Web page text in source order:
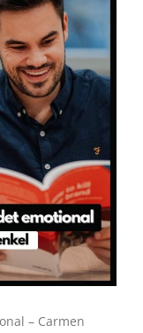
– Carmen